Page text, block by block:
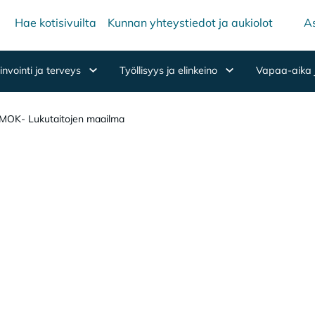
Hae kotisivuilta Kunnan yhteystiedot ja aukiolot
ja terveys Työllisyys ja elinkeino Vapaa-
MOK- Lukutaitojen maailma